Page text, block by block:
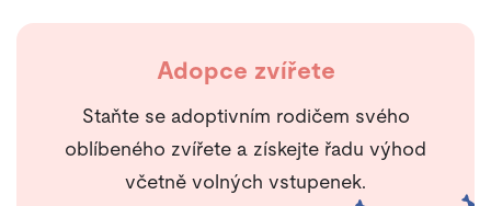
Adopce zvířete
Staňte se adoptivním rodičem svého
oblíbeného zvířete a získejte řadu výhod
včetně volných vstupenek.